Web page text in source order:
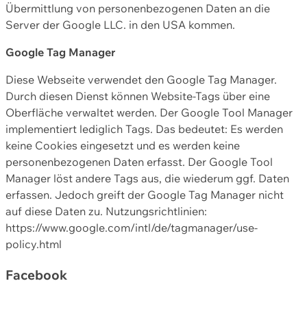
Übermittlung von personenbezogenen Daten an die
Server der Google LLC. in den USA kommen.
Google Tag Manager
Diese Webseite verwendet den Google Tag Manager.
Durch diesen Dienst können Website-Tags über eine
Oberfläche verwaltet werden. Der Google Tool Manager
implementiert lediglich Tags. Das bedeutet: Es werden
keine Cookies eingesetzt und es werden keine
personenbezogenen Daten erfasst. Der Google Tool
Manager löst andere Tags aus, die wiederum ggf. Daten
erfassen. Jedoch greift der Google Tag Manager nicht
auf diese Daten zu. Nutzungsrichtlinien:
https://www.google.com/intl/de/tagmanager/use-
policy.html
Facebook